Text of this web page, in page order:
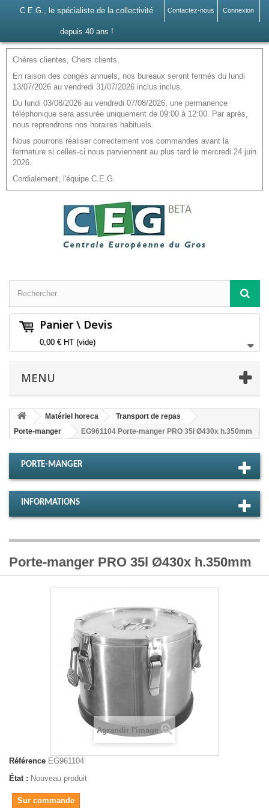
Connexion
Contactez-nous
C.E.G., le spécialiste de la collectivité
depuis 40 ans !
Chères clientes, Chers clients,
En raison des congés annuels, nos bureaux seront fermés du lundi
13/07/2026 au vendredi 31/07/2026 inclus inclus.
Du lundi 03/08/2026 au vendredi 07/08/2026, une permanence
téléphonique sera assurée uniquement de 09:00 à 12:00. Par après,
nous reprendrons nos horaires habituels.
Nous pourrons réaliser correctement vos commandes avant la
fermeture si celles-ci nous parviennent au plus tard le mercredi 24 juin
2026.
Cordialement, l'équipe C.E.G.
Panier \ Devis
0,00 €HT (vide)
MENU
Matériel horeca
Transport de repas
Porte-manger
EG961104 Porte-manger PRO 35l Ø430x h.350mm
PORTE-MANGER
INFORMATIONS
Porte-manger PRO 35l Ø430x h.350mm
Agrandir l'image
Référence EG961104
État : Nouveau produit
Sur commande